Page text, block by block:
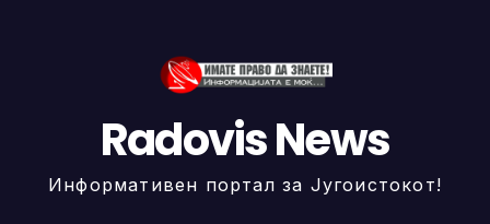
Radovis News
Информативен портал за Југоистокот!